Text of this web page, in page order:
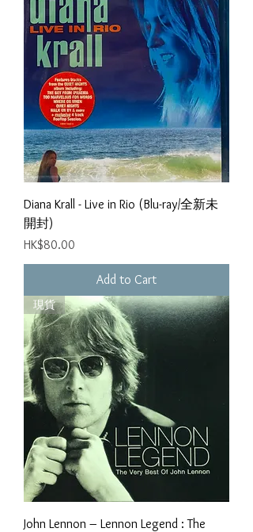
Diana Krall - Live in Rio (Blu-ray/全新未
開封)
Price
HK$80.00
Add to Cart
現貨
John Lennon ‎– Lennon Legend : The